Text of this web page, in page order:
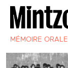
MÉMOIRE